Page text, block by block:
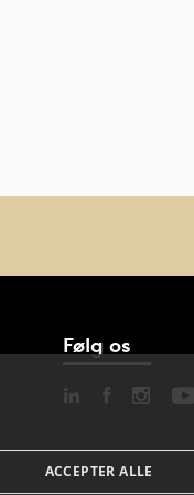
Følg os
ACCEPTER ALLE